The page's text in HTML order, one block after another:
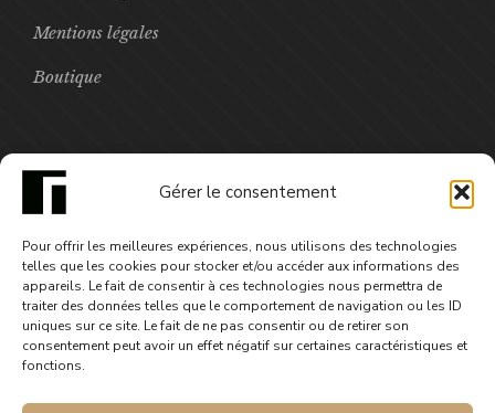
Gérer le consentement
Pour offrir les meilleures expériences, nous utilisons des technologies
telles que les cookies pour stocker et/ou accéder aux informations des
appareils. Le fait de consentir à ces technologies nous permettra de
traiter des données telles que le comportement de navigation ou les ID
uniques sur ce site. Le fait de ne pas consentir ou de retirer son
consentement peut avoir un effet négatif sur certaines caractéristiques et
fonctions.
Mentions légales
Boutique
3,99€